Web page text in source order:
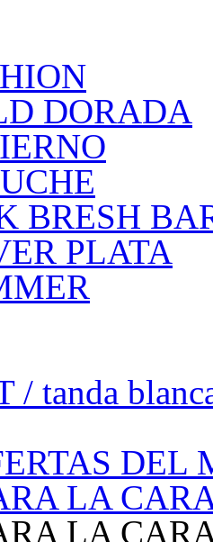
DORADA
BRESH
PLATA
/ tanda
DEL
LA
LA